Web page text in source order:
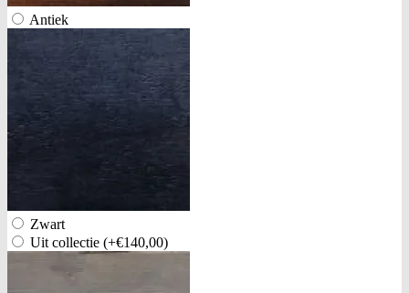
Antiek
Zwart
Uit collectie (+€140,00)